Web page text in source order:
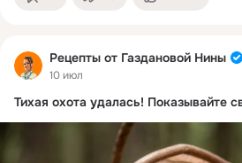
Рецепты от Газдановой Нины
10 июл
Тихая охота удалась! Показывайте